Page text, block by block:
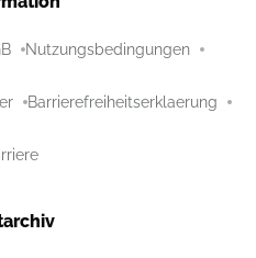
Nutzungsbedingungen
Barrierefreiheitserklaerung